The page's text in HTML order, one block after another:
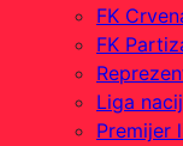
FK
FK
Liga
Premijer